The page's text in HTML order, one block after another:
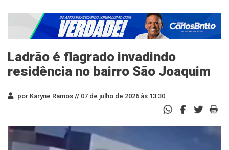
Ladrão é flagrado invadindo
residência no bairro São Joaquim
por Karyne Ramos // 07 de julho de 2026 às 13:30